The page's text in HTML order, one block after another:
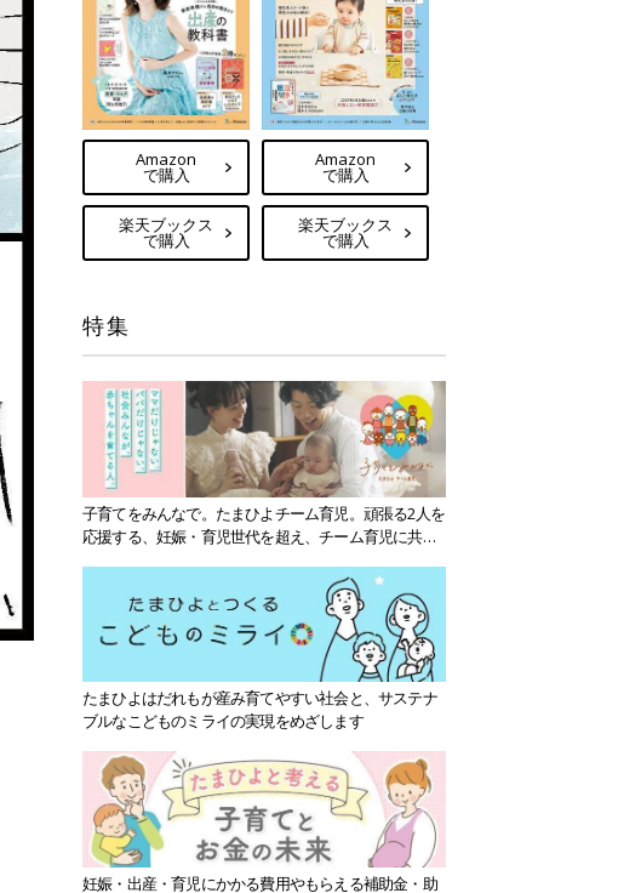
Amazon
で購入
楽天ブックス
で購入
Amazon
で購入
楽天ブックス
で購入
特集
子育てをみんなで。たまひよチーム育児。頑張る2人を
応援する、妊娠・育児世代を超え、チーム育児に共感
たまひよはだれもが産み育てやすい社会と、サステナ
ブルなこどものミライの実現をめざします
妊娠・出産・育児にかかる費用やもらえる補助金・助